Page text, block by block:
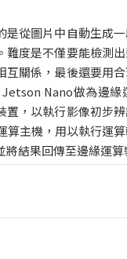
是從圖片中自動生成
難度是不僅要能檢測
互關係，最後還要用
Jetson Nano做為邊
置，以執行影像初步
算主機，用以執行運
結果回傳至邊緣運算